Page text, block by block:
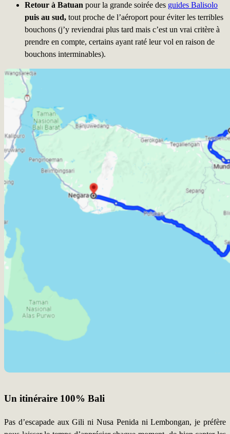
Retour à Batuan pour la grande soirée des guides Balisolo
puis au sud, tout proche de l’aéroport pour éviter les terribles
bouchons (j’y reviendrai plus tard mais c’est un vrai critère à
prendre en compte, certains ayant raté leur vol en raison de
bouchons interminables).
Un itinéraire 100% Bali
Pas d’escapade aux Gili ni Nusa Penida ni Lembongan, je préfère